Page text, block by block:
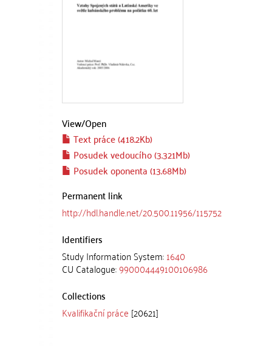
View/Open
Text práce (418.2Kb)
Posudek vedoucího (3.321Mb)
Posudek oponenta (13.68Mb)
Permanent link
http://hdl.handle.net/20.500.11956/115752
Identifiers
Study Information System:1640
CU Catalogue:990004449100106986
Collections
Kvalifikační práce [20621]